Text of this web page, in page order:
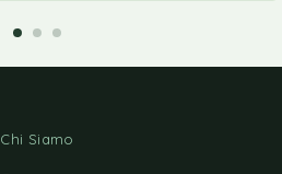
Chi Siamo